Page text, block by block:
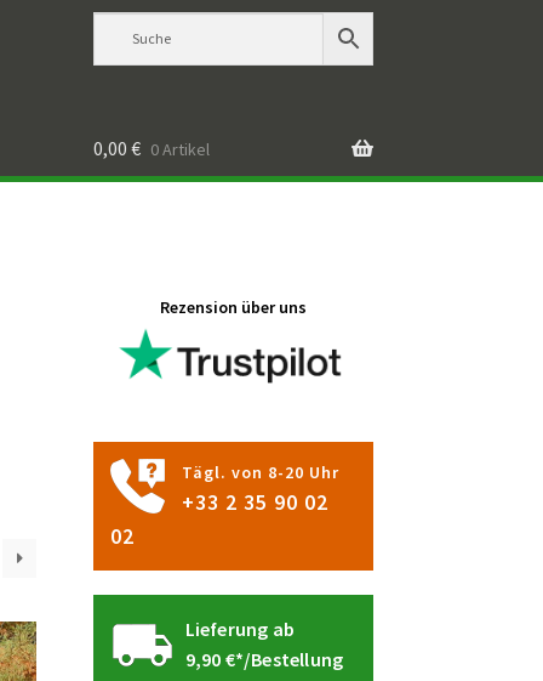
0,00 € 0 Artikel
Rezension über uns
Tägl. von 8-20 Uhr
+33 2 35 90 02
02
Lieferung ab
9,90 €*/Bestellung